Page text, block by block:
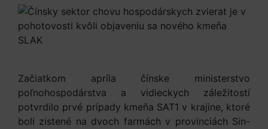
Začiatkom apríla čínske ministerstvo
poľnohospodárstva a vidieckych záležitostí
potvrdilo prvé prípady kmeňa SAT1 v krajine, ktoré
boli zistené na dvoch farmách v provinciách Sin-